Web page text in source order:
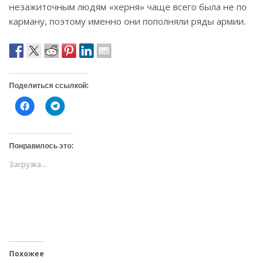
незажиточным людям «херня» чаще всего была не по
карману, поэтому именно они пополняли ряды армии.
Поделиться ссылкой:
Н
а
и
т
е
ч
ь
Н
а
и
т
е
Понравилось это:
Загрузка...
Похожее